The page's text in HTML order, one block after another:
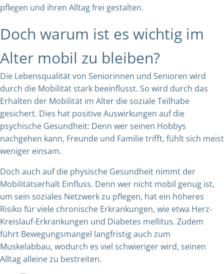
pflegen und ihren Alltag frei gestalten.
Doch warum ist es wichtig im
Alter mobil zu bleiben?
Die Lebensqualität von Seniorinnen und Senioren wird
durch die Mobilität stark beeinflusst. So wird durch das
Erhalten der Mobilität im Alter die soziale Teilhabe
gesichert. Dies hat positive Auswirkungen auf die
psychische Gesundheit: Denn wer seinen Hobbys
nachgehen kann, Freunde und Familie trifft, fühlt sich meist
weniger einsam.
Doch auch auf die physische Gesundheit nimmt der
Mobilitätserhalt Einfluss. Denn wer nicht mobil genug ist,
um sein soziales Netzwerk zu pflegen, hat ein höheres
Risiko für viele chronische Erkrankungen, wie etwa Herz-
Kreislauf-Erkrankungen und Diabetes mellitus. Zudem
führt Bewegungsmangel langfristig auch zum
Muskelabbau, wodurch es viel schwieriger wird, seinen
Alltag alleine zu bestreiten.